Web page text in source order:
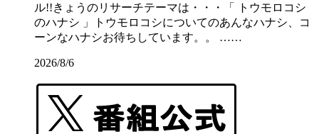
ル!!きょうのリサーチテーマは・・・「 トウモロコシ
のハナシ 」トウモロコシについてのあんなハナシ、コ
ーンなハナシお待ちしています。。 ……
2026/8/6